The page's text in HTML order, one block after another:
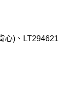
心)、LT294621